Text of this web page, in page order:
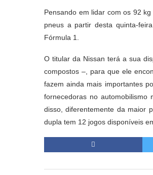
Pensando em lidar com os 92
pneus a partir desta quinta-
Fórmula 1.
O titular da Nissan terá a sua
compostos –, para que ele
fazem ainda mais importantes
fornecedoras no automobilismo
disso, diferentemente da maior
dupla tem 12 jogos disponíveis